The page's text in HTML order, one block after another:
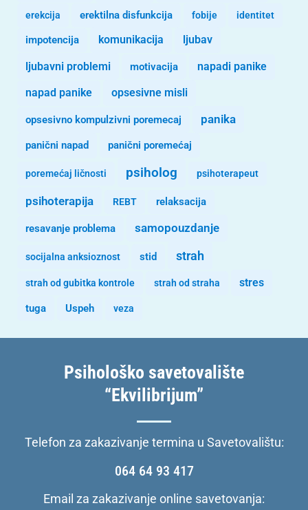
erekcija erektilna disfunkcija fobije identitet
impotencija komunikacija ljubav
ljubavni problemi motivacija napadi panike
napad panike opsesivne misli
opsesivno kompulzivni poremecaj panika
panični napad panični poremećaj
poremećaj ličnosti psiholog psihoterapeut
psihoterapija REBT relaksacija
resavanje problema samopouzdanje
socijalna anksioznost stid strah
strah od gubitka kontrole strah od straha stres
tuga Uspeh veza
Psihološko savetovalište
“Ekvilibrijum”
Telefon za zakazivanje termina u Savetovalištu:
064 64 93 417
Email za zakazivanje online savetovanja: